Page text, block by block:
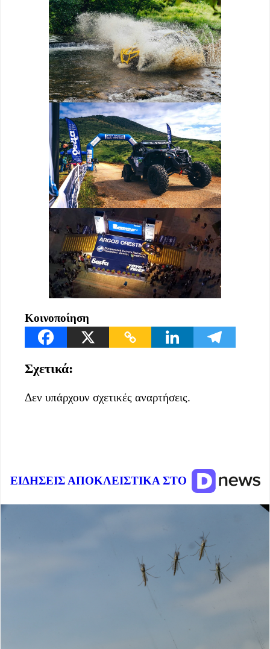
Κοινοποίηση
Σχετικά:
Δεν υπάρχουν σχετικές αναρτήσεις.
ΕΙΔΗΣΕΙΣ ΑΠΟΚΛΕΙΣΤΙΚΑ ΣΤΟ